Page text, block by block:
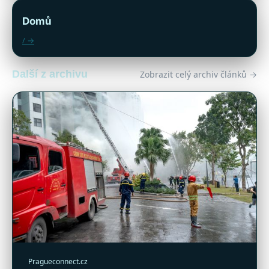
Domů
/ →
Další z archivu Zobrazit celý archiv článků →
Pragueconnect.cz